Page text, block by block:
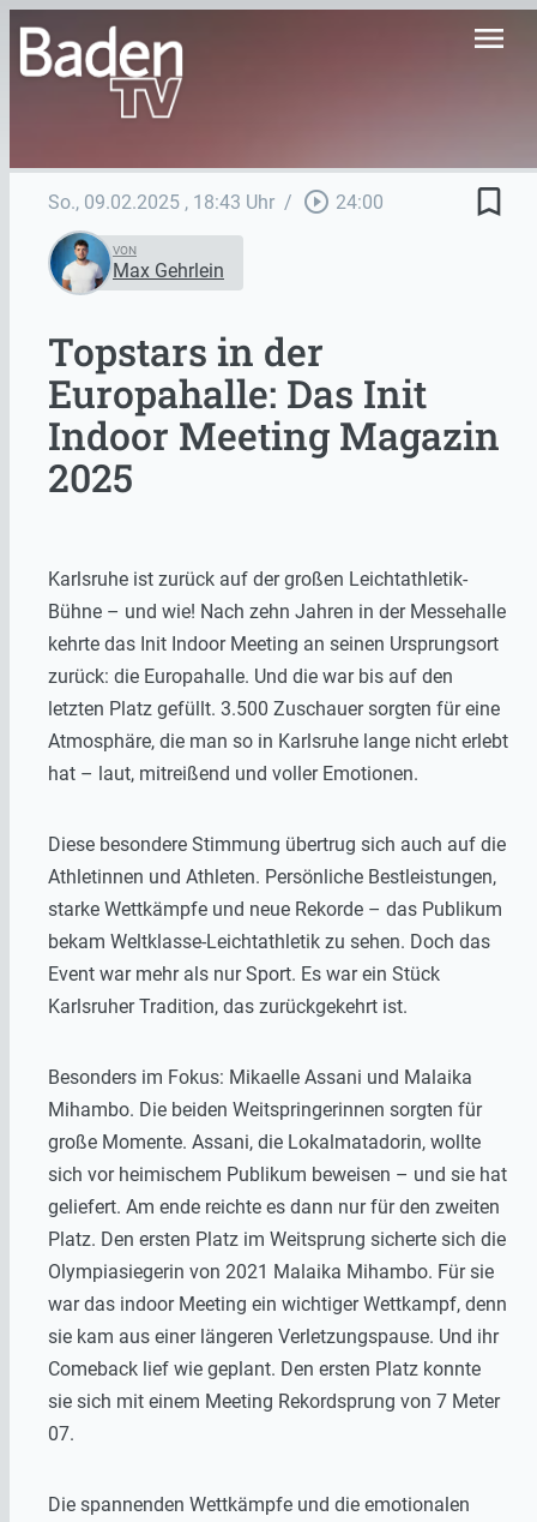
menu
So., 09.02.2025 , 18:43 Uhr / play_circle_outline 24:00 bookmark_border
VON
Max Gehrlein
Topstars in der
Europahalle: Das Init
Indoor Meeting Magazin
2025
Karlsruhe ist zurück auf der großen Leichtathletik-
Bühne – und wie! Nach zehn Jahren in der Messehalle
kehrte das Init Indoor Meeting an seinen Ursprungsort
zurück: die Europahalle. Und die war bis auf den
letzten Platz gefüllt. 3.500 Zuschauer sorgten für eine
Atmosphäre, die man so in Karlsruhe lange nicht erlebt
hat – laut, mitreißend und voller Emotionen.
Diese besondere Stimmung übertrug sich auch auf die
Athletinnen und Athleten. Persönliche Bestleistungen,
starke Wettkämpfe und neue Rekorde – das Publikum
bekam Weltklasse-Leichtathletik zu sehen. Doch das
Event war mehr als nur Sport. Es war ein Stück
Karlsruher Tradition, das zurückgekehrt ist.
Besonders im Fokus: Mikaelle Assani und Malaika
Mihambo. Die beiden Weitspringerinnen sorgten für
große Momente. Assani, die Lokalmatadorin, wollte
sich vor heimischem Publikum beweisen – und sie hat
geliefert. Am ende reichte es dann nur für den zweiten
Platz. Den ersten Platz im Weitsprung sicherte sich die
Olympiasiegerin von 2021 Malaika Mihambo. Für sie
war das indoor Meeting ein wichtiger Wettkampf, denn
sie kam aus einer längeren Verletzungspause. Und ihr
Comeback lief wie geplant. Den ersten Platz konnte
sie sich mit einem Meeting Rekordsprung von 7 Meter
07.
Die spannenden Wettkämpfe und die emotionalen